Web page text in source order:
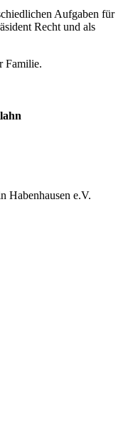
Aufgaben für
Recht und als
Familie.
Habenhausen e.V.